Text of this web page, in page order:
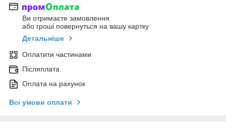
Ви отримаєте замовлення
або гроші повернуться на вашу картку
Детальніше
Оплатити частинами
Післяплата
Оплата на рахунок
Всі умови оплати